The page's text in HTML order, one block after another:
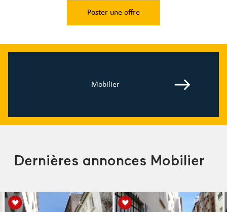
Poster une offre
Mobilier
Dernières annonces Mobilier